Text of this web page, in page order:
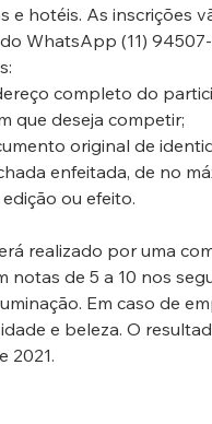
e hotéis. As inscrições
WhatsApp (11)
completo do
em que deseja competir;
original de
ou efeito.
realizado por uma
notas de 5 a 10 nos
Em caso de
e beleza. O
2021.